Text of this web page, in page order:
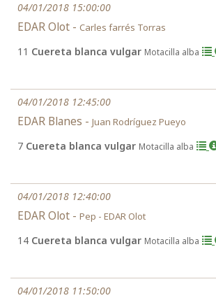
04/01/2018 15:00:00
EDAR Olot - Carles farrés Torras
11 Cuereta blanca vulgar Motacilla alba
04/01/2018 12:45:00
EDAR Blanes - Juan Rodríguez Pueyo
7 Cuereta blanca vulgar Motacilla alba
04/01/2018 12:40:00
EDAR Olot - Pep - EDAR Olot
14 Cuereta blanca vulgar Motacilla alba
04/01/2018 11:50:00